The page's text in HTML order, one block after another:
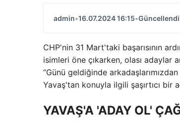
admin•16.07.2024 16:15•
CHP'nin 31 Mart'taki başarısının
isimleri öne çıkarken, olası adaylar
“Günü geldiğinde
Yavaş'tan konuyla ilgili şaşırtıcı bir
YAVAŞ'A 'ADAY OL'